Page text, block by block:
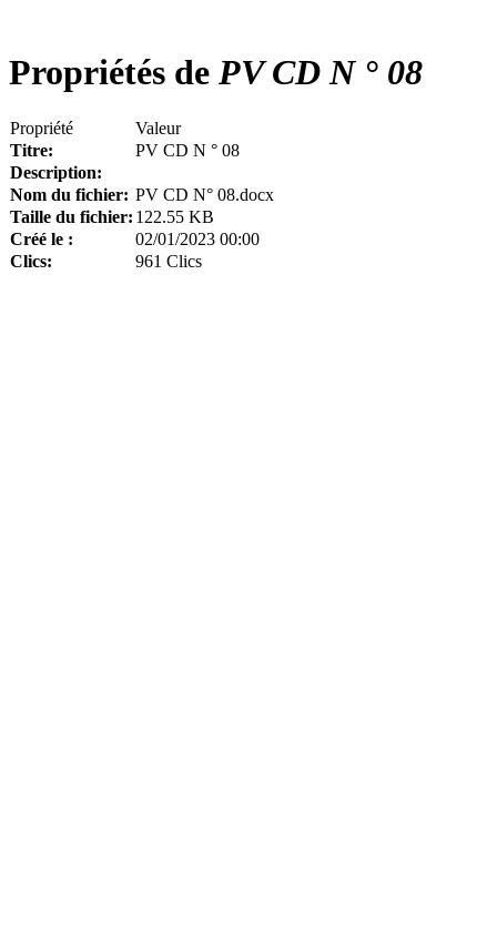
Propriétés de PV CD N ° 08
Propriété
Valeur
Titre:
PV CD N ° 08
Description:
Nom du fichier: PV CD N° 08.docx
Taille du fichier: 122.55 KB
Créé le :
02/01/2023 00:00
Clics:
961 Clics